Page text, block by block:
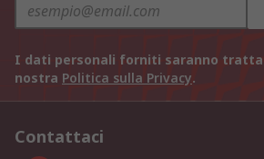
I dati personali forniti saranno
nostra Politica sulla Privacy.
Contattaci